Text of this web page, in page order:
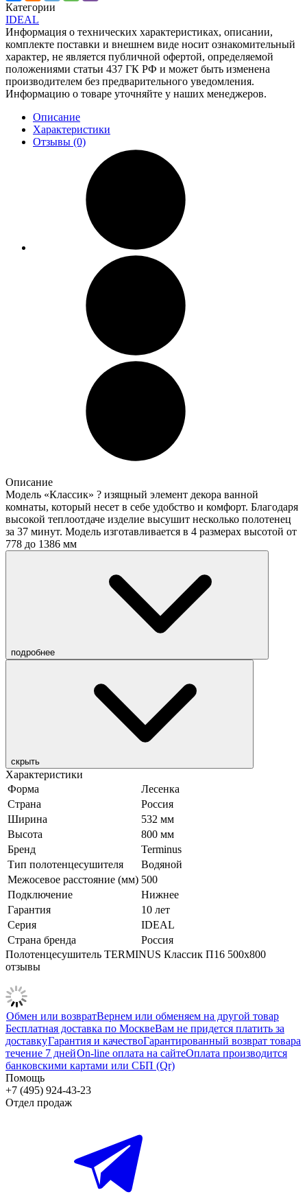
Категории
IDEAL
Информация о технических характеристиках, описании,
комплекте поставки и внешнем виде носит ознакомительный
характер, не является публичной офертой, определяемой
положениями статьи 437 ГК РФ и может быть изменена
производителем без предварительного уведомления.
Информацию о товаре уточняйте у наших менеджеров.
Описание
Характеристики
Отзывы (0)
Описание
Модель «Классик» ? изящный элемент декора ванной
комнаты, который несет в себе удобство и комфорт. Благодаря
высокой теплоотдаче изделие высушит несколько полотенец
за 37 минут. Модель изготавливается в 4 размерах высотой от
778 до 1386 мм
подробнее
скрыть
Характеристики
Форма
Лесенка
Страна
Россия
Ширина
532 мм
Высота
800 мм
Бренд
Terminus
Тип полотенцесушителя
Водяной
Межосевое расстояние (мм) 500
Подключение
Нижнее
Гарантия
10 лет
Серия
IDEAL
Страна бренда
Россия
Полотенцесушитель TERMINUS Классик П16 500х800
отзывы
Обмен или возвратВернем или обменяем на другой товар
Бесплатная доставка по МосквеВам не придется платить за
доставкуГарантия и качествоГарантированный возврат товара
течение 7 днейOn-line оплата на сайтеОплата производится
банковскими картами или СБП (Qr)
Помощь
+7 (495) 924-43-23
Отдел продаж